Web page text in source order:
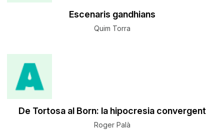
Escenaris gandhians
Quim Torra
De Tortosa al Born: la hipocresia convergent
Roger Palà